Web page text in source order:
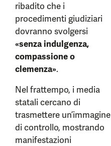
ribadito che i
procedimenti giudiziari
dovranno svolgersi
«senza indulgenza,
compassione o
clemenza».
Nel frattempo, i media
statali cercano di
trasmettere un’immagine
di controllo, mostrando
manifestazioni